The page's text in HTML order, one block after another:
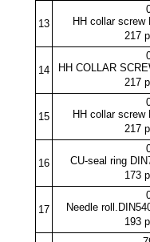
13
HH collar screw
217
14
HH COLLAR
217
15
HH collar screw
217
16
CU-seal ring
173
17
Needle
193